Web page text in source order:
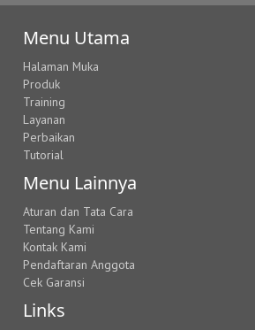
Menu Utama
Halaman Muka
Produk
Training
Layanan
Perbaikan
Tutorial
Menu Lainnya
Aturan dan Tata Cara
Tentang Kami
Kontak Kami
Pendaftaran Anggota
Cek Garansi
Links